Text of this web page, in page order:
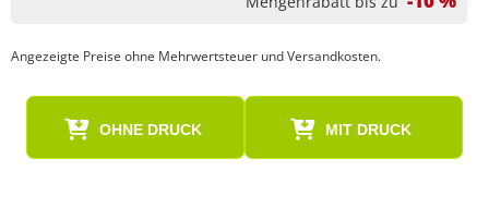
Angezeigte Preise ohne Mehrwertsteuer und Versandkosten.
OHNE DRUCK MIT DRUCK